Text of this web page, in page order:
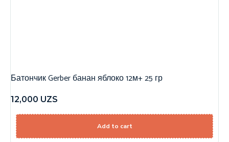
Батончик Gerber банан яблоко 12м+ 25 гр
12,000 UZS
Add to cart